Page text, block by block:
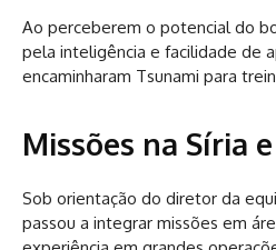
Ao perceberem o potencial do
pela inteligência e facilidade de
encaminharam Tsunami para
Missões na Síria
Sob orientação do diretor da
passou a integrar missões em